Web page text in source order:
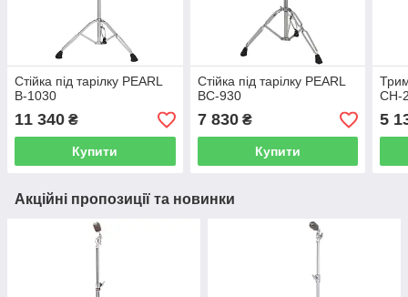
Стійка під тарілку PEARL
B-1030
11 340 ₴
Купити
Стійка під тарілку PEARL
BC-930
7 830₴
Купити
CH-
5
Акційні пропозиції та новинки